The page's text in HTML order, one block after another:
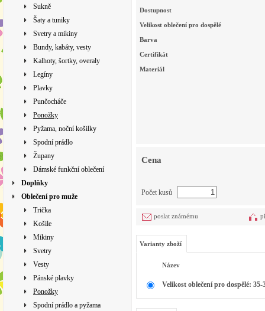
Sukně
Šaty a tuniky
Svetry a mikiny
Bundy, kabáty, vesty
Kalhoty, šortky, overaly
Legíny
Plavky
Punčocháče
Ponožky
Pyžama, noční košilky
Spodní prádlo
Župany
Dámské funkční oblečení
Doplňky
Oblečení pro muže
Trička
Košile
Mikiny
Svetry
Vesty
Pánské plavky
Ponožky
Spodní prádlo a pyžama
Dostupnost
Velikost oblečení pro dospělé
Barva
Certifikát
Materiál
Cena
Počet kusů
poslat známému
Varianty zboží
Název
Velikost oblečení pro dospělé: 35-